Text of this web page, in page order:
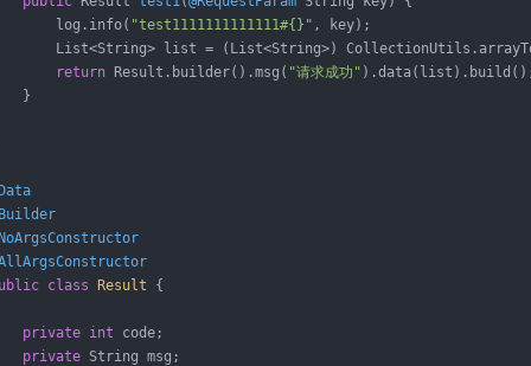
log.info(
"test1111111111111#{}" , key);
List<String> list = (List<String>)
return Result.builder().msg( "请求成功"
}
class Result {
private int code;
private String msg;